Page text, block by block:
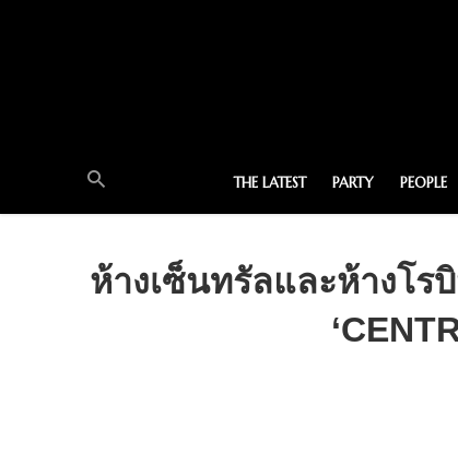
THE LATEST PARTY PEOPLE
ห้างเซ็นทรัลและห้างโ